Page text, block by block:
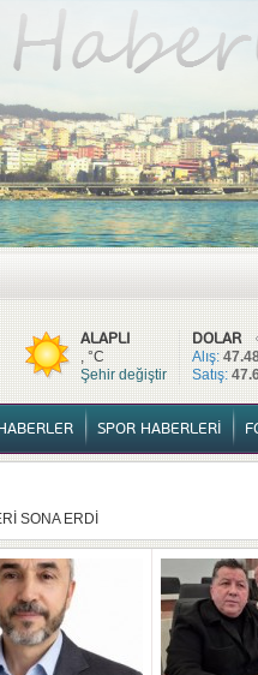
TÜM HABERLER YURTTAN
DOLAR
Alış:
Satış:
ALAPLI
, °C
Şehir değiştir
SPOR HABERLERİ
SONA ERDİ
KALDIRILDI
DÜZENLENDİ
BİNASİ YAPILACAK